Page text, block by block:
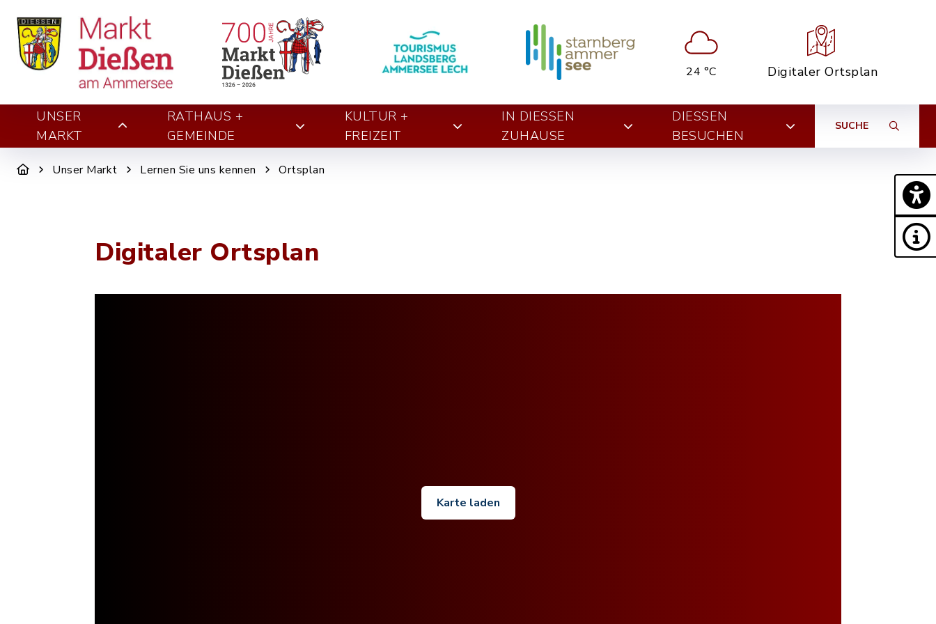
24 °C Digitaler Ortsplan
UNSER
MARKT
RATHAUS +
GEMEINDE
KULTUR +
FREIZEIT
IN DIESSEN Z
UHAUSE
DIESSEN B
ESUCHEN
SUCHE
Unser Markt Lernen Sie uns kennen Ortsplan
Digitaler Ortsplan
Karte laden